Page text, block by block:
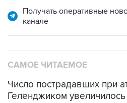
Получать оперативные
канале
САМОЕ ЧИТАЕМОЕ
Число пострадавших при
Геленджиком